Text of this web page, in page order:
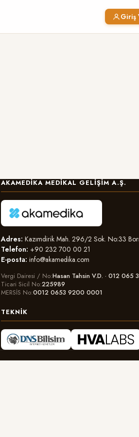
Giriş
AKAMEDIKA MEDIKAL GELIŞIM A.Ş.
Adres: Kazımdirik Mah. 296/2 Sok. No:33
Telefon: +90 232 700 00 21
E-posta: info@akamedika.com
Vergi Dairesi / No Hasan Tahsin V.D. · 012 065
Ticari Sicil No 225989
MERSİS No 0012 0653 9200 0001
TEKNIK